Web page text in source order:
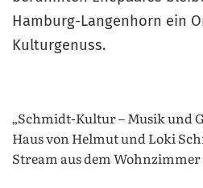
Hamburg-Langenhorn ein
Kulturgenuss.
„Schmidt-Kultur – Musik und
Haus von Helmut und Loki
Stream aus dem